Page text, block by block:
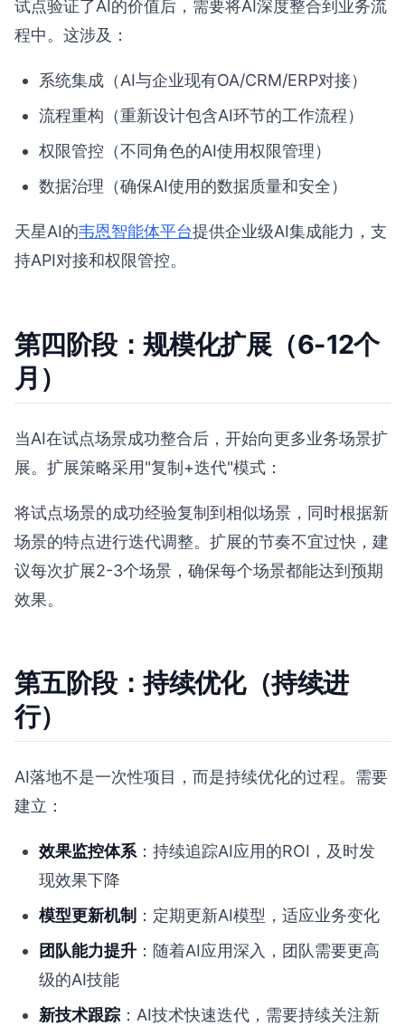
试点验证了AI的价值后，需要将AI深度整合到业务流
程中。这涉及：
系统集成（AI与企业现有OA/CRM/ERP对接）
流程重构（重新设计包含AI环节的工作流程）
权限管控（不同角色的AI使用权限管理）
数据治理（确保AI使用的数据质量和安全）
天星AI的韦恩智能体平台提供企业级AI集成能力，支
持API对接和权限管控。
第四阶段：规模化扩展（6-12个
月）
当AI在试点场景成功整合后，开始向更多业务场景扩
展。扩展策略采用"复制+迭代"模式：
将试点场景的成功经验复制到相似场景，同时根据新
场景的特点进行迭代调整。扩展的节奏不宜过快，建
议每次扩展2-3个场景，确保每个场景都能达到预期
效果。
第五阶段：持续优化（持续进
行）
AI落地不是一次性项目，而是持续优化的过程。需要
建立：
效果监控体系 ：持续追踪AI应用的ROI，及时发
现效果下降
模型更新机制 ：定期更新AI模型，适应业务变化
团队能力提升 ：随着AI应用深入，团队需要更高
级的AI技能
新技术跟踪 ：AI技术快速迭代，需要持续关注新